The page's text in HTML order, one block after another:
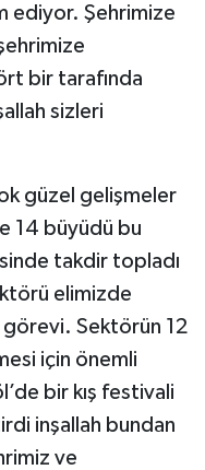
ediyor. Şehrimize
bir tarafında
sizleri
güzel gelişmeler
14 büyüdü bu
takdir topladı
elimizde
Sektörün 12
için önemli
bir kış festivali
inşallah bundan
ve